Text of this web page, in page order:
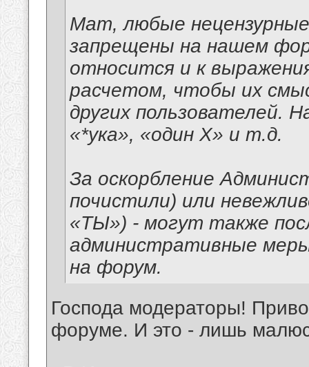
Мат, любые
запрещены на нашем
относится и к
расчетом, чтобы их
других пользователей.
«*ука», «один Х» и т.д.
За оскорбление
почистили) или
«ТЫ») - могут также
административные
на форум.
Господа модераторы!
форуме. И это - лишь